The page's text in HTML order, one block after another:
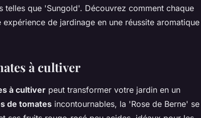
telles que 'Sungold'. Découvrez comment chaque
de jardinage en une réussite aromatique
à cultiver
à cultiver peut transformer votre jardin en un
de tomates incontournables, la 'Rose de Berne' se